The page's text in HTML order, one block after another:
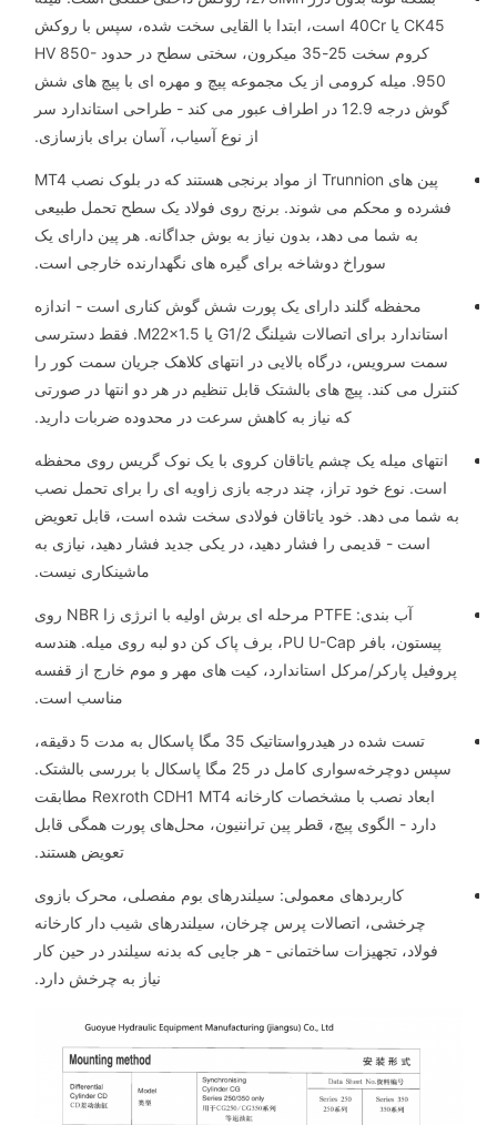
CK45 یا 40Cr است، ابتدا با القایی سخت شده، سپس با روکش
کروم سخت 25-35 میکرون، سختی سطح در حدود HV 850-
950. میله کرومی از یک مجموعه پیچ و مهره ای با پیچ های شش
گوش درجه 12.9 در اطراف عبور می کند - طراحی استاندارد سر
از نوع آسیاب، آسان برای بازسازی.
پین های Trunnion از مواد برنجی هستند که در بلوک نصب MT4
فشرده و محکم می شوند. برنج روی فولاد یک سطح تحمل طبیعی
به شما می دهد، بدون نیاز به بوش جداگانه. هر پین دارای یک
سوراخ دوشاخه برای گیره های نگهدارنده خارجی است.
محفظه گلند دارای یک پورت شش گوش کناری است - اندازه
استاندارد برای اتصالات شیلنگ G1/2 یا M22×1.5. فقط دسترسی
سمت سرویس، درگاه بالایی در انتهای کلاهک جریان سمت کور را
کنترل می کند. پیچ های بالشتک قابل تنظیم در هر دو انتها در صورتی
که نیاز به کاهش سرعت در محدوده ضربات دارید.
انتهای میله یک چشم یاتاقان کروی با یک نوک گریس روی محفظه
است. نوع خود تراز، چند درجه بازی زاویه ای را برای تحمل نصب
به شما می دهد. خود یاتاقان فولادی سخت شده است، قابل تعویض
است - قدیمی را فشار دهید، در یکی جدید فشار دهید، نیازی به
ماشینکاری نیست.
آب بندی: PTFE مرحله ای برش اولیه با انرژی زا NBR روی
پیستون، بافر PU U-Cap، برف پاک کن دو لبه روی میله. هندسه
پروفیل پارکر/مرکل استاندارد، کیت های مهر و موم خارج از قفسه
مناسب است.
تست شده در هیدرواستاتیک 35 مگا پاسکال به مدت 5 دقیقه،
سپس دوچرخه‌سواری کامل در 25 مگا پاسکال با بررسی بالشتک.
ابعاد نصب با مشخصات کارخانه Rexroth CDH1 MT4 مطابقت
دارد - الگوی پیچ، قطر پین تراننیون، محل‌های پورت همگی قابل
تعویض هستند.
کاربردهای معمولی: سیلندرهای بوم مفصلی، محرک بازوی
چرخشی، اتصالات پرس چرخان، سیلندرهای شیب دار کارخانه
فولاد، تجهیزات ساختمانی - هر جایی که بدنه سیلندر در حین کار
نیاز به چرخش دارد.